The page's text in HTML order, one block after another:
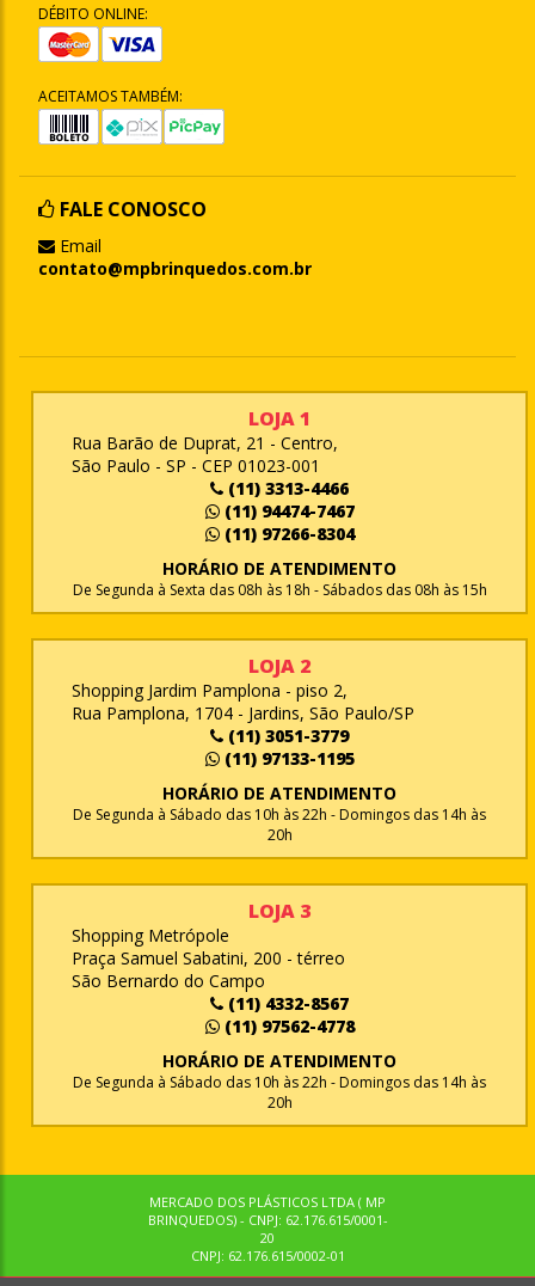
DÉBITO ONLINE:
ACEITAMOS TAMBÉM:
FALE CONOSCO
Email
contato@mpbrinquedos.com.br
LOJA 1
Rua Barão de Duprat, 21 - Centro,
São Paulo - SP - CEP 01023-001
(11) 3313-4466
(11) 94474-7467
(11) 97266-8304
HORÁRIO DE ATENDIMENTO
De Segunda à Sexta das 08h às 18h - Sábados das 08h às 15h
LOJA 2
Shopping Jardim Pamplona - piso 2,
Rua Pamplona, 1704 - Jardins, São Paulo/SP
(11) 3051-3779
(11) 97133-1195
HORÁRIO DE ATENDIMENTO
De Segunda à Sábado das 10h às 22h - Domingos das 14h às
20h
LOJA 3
Shopping Metrópole
Praça Samuel Sabatini, 200 - térreo
São Bernardo do Campo
(11) 4332-8567
(11) 97562-4778
HORÁRIO DE ATENDIMENTO
De Segunda à Sábado das 10h às 22h - Domingos das 14h às
20h
MERCADO DOS PLÁSTICOS LTDA ( MP
BRINQUEDOS) - CNPJ: 62.176.615/0001-
20
CNPJ: 62.176.615/0002-01